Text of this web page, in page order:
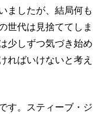
ましたが、結局何も
世代は見捨ててしま
少しずつ気づき始め
ればいけないと考え
す。スティーブ・ジ